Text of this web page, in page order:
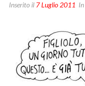
Inserito il 7 Luglio 2011 In